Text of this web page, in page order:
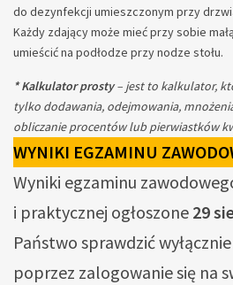
do dezynfekcji umieszczonym przy
Każdy zdający może mieć przy sobie
umieścić na podłodze przy nodze stołu.
* Kalkulator prosty– jest to kalkulator,
tylko dodawania, odejmowania,
obliczanie procentów lub pierwiastków
WYNIKI EGZAMINU
Wyniki egzaminu
i praktycznej ogłoszone 29
Państwo sprawdzić
poprzez zalogowanie się na